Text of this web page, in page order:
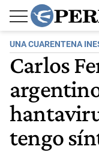
UNA CUARENTENA
Carlos
tengo